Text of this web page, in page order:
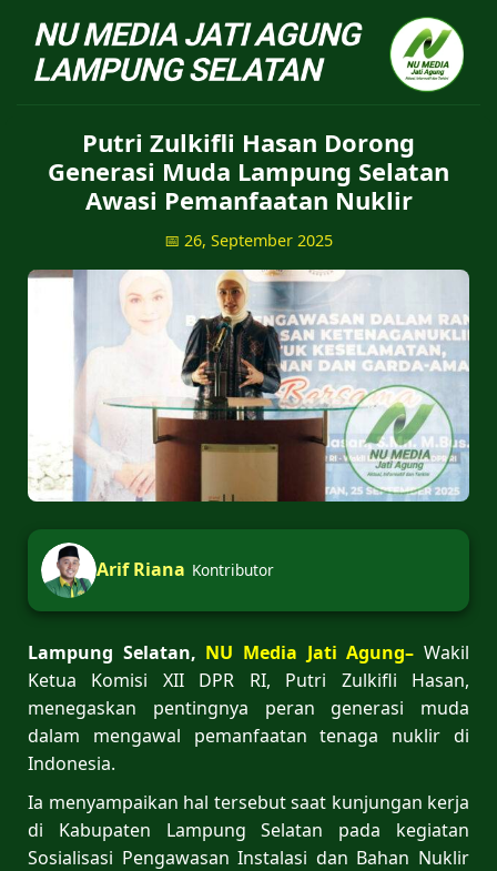
NU Jatiagung - Situs
Putri Zulkifli Hasan Dorong
Generasi Muda Lampung Selatan
Awasi Pemanfaatan Nuklir
📅 26, September 2025
Arif Riana Kontributor
Lampung Selatan, NU Media Jati Agung– Wakil
Ketua Komisi XII DPR RI, Putri Zulkifli Hasan,
menegaskan pentingnya peran generasi muda
dalam mengawal pemanfaatan tenaga nuklir di
Indonesia.
Ia menyampaikan hal tersebut saat kunjungan kerja
di Kabupaten Lampung Selatan pada kegiatan
Sosialisasi Pengawasan Instalasi dan Bahan Nuklir